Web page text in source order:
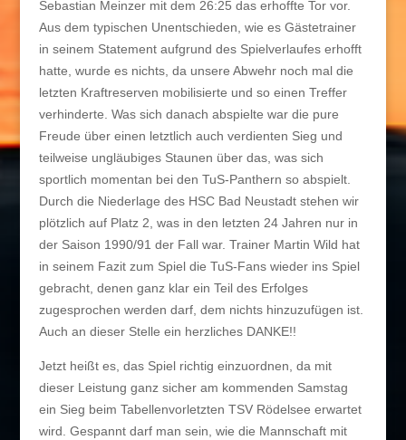
Sebastian Meinzer mit dem 26:25 das erhoffte Tor vor.
Aus dem typischen Unentschieden, wie es Gästetrainer
in seinem Statement aufgrund des Spielverlaufes erhofft
hatte, wurde es nichts, da unsere Abwehr noch mal die
letzten Kraftreserven mobilisierte und so einen Treffer
verhinderte. Was sich danach abspielte war die pure
Freude über einen letztlich auch verdienten Sieg und
teilweise ungläubiges Staunen über das, was sich
sportlich momentan bei den TuS-Panthern so abspielt.
Durch die Niederlage des HSC Bad Neustadt stehen wir
plötzlich auf Platz 2, was in den letzten 24 Jahren nur in
der Saison 1990/91 der Fall war. Trainer Martin Wild hat
in seinem Fazit zum Spiel die TuS-Fans wieder ins Spiel
gebracht, denen ganz klar ein Teil des Erfolges
zugesprochen werden darf, dem nichts hinzuzufügen ist.
Auch an dieser Stelle ein herzliches DANKE!!
Jetzt heißt es, das Spiel richtig einzuordnen, da mit
dieser Leistung ganz sicher am kommenden Samstag
ein Sieg beim Tabellenvorletzten TSV Rödelsee erwartet
wird. Gespannt darf man sein, wie die Mannschaft mit